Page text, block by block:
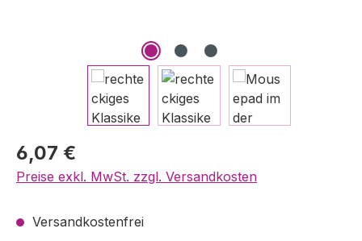
Regulärer Preis:
6,07 €
Preise exkl. MwSt. zzgl. Versandkosten
Versandkostenfrei